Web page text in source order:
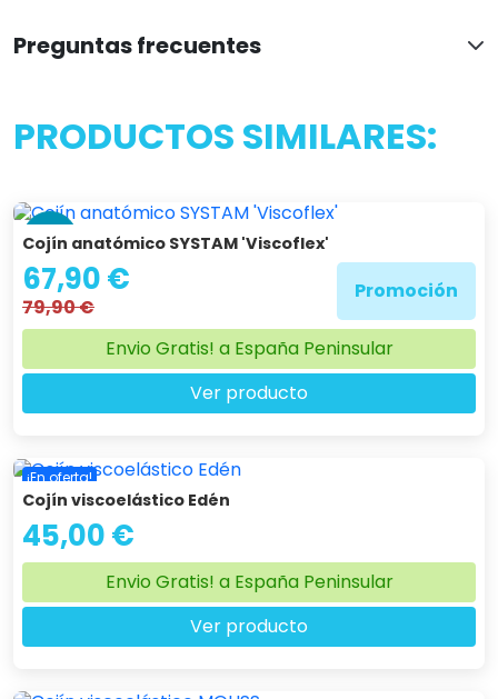
Preguntas frecuentes
PRODUCTOS SIMILARES:
-15 %
Cojín anatómico SYSTAM 'Viscoflex'
67,90 €
79,90 €
Promoción
Envio Gratis! a España Peninsular
Ver producto
¡En oferta!
Cojín viscoelástico Edén
45,00 €
Envio Gratis! a España Peninsular
Ver producto